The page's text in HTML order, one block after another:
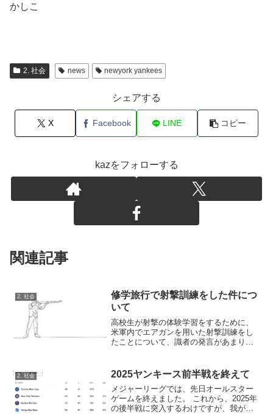
かしこ
2. 社会 news newyork yankees
シェアする
X Facebook LINE コピー
kazをフォローする
関連記事
2. 社会
修学旅行で射撃訓練をした件につ
いて
高校生が射撃の体験学習をするために、
米軍内でエアガンを用いた射撃訓練をし
たことについて、識者の発言があまりに
2. 社会 2025ヤンキース前半戦を終えて
メジャーリーグでは、先日オールスター
ゲームを終えました。 これから、2025年
の後半戦に突入するわけですが、我がニ